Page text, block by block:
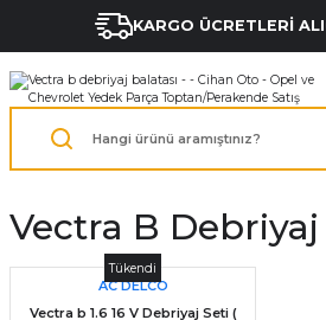
KARGO ÜCRETLERİ
Vectra B Debriyaj
Tükendi
AC DELCO
Vectra b 1.6 16 V Debriyaj Seti (